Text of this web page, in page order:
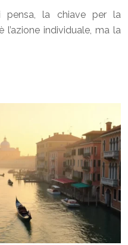
pensa, la chiave per la
individuale, ma la